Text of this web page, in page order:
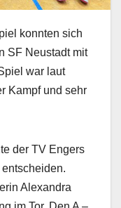
konnten sich
SF Neustadt mit
war laut
Kampf und sehr
der TV Engers
Alexandra